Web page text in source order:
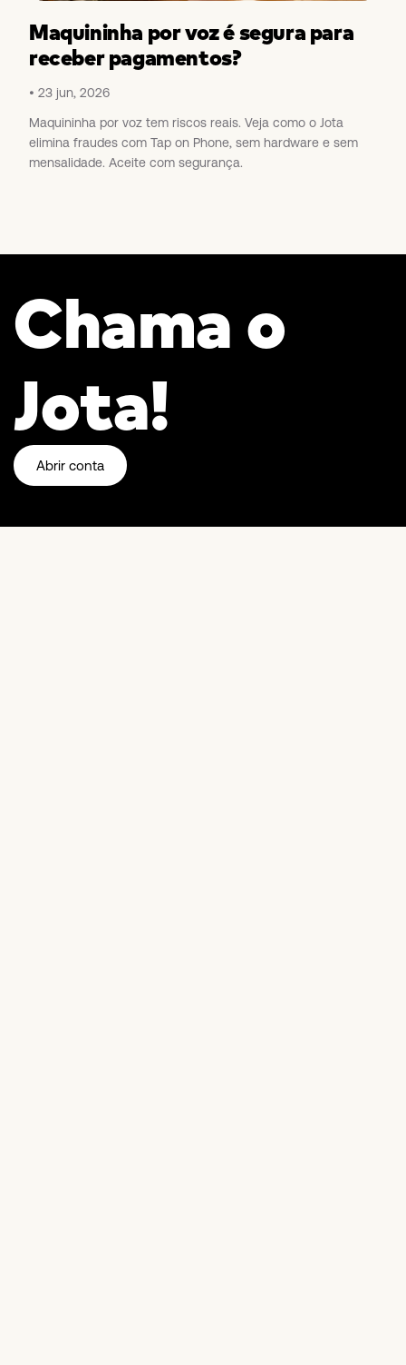
Maquininha por voz é segura para
receber pagamentos?
23 jun, 2026
Maquininha por voz tem riscos reais. Veja como o Jota
elimina fraudes com Tap on Phone, sem hardware e sem
mensalidade. Aceite com segurança.
Chama o
Jota!
Abrir conta